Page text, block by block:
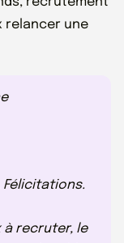
relancer une
Félicitations.
à recruter, le